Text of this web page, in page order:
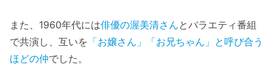
また、1960年代には俳優の渥美清さんとバラエティ番組
で共演し、互いを 「お嬢さん」「お兄ちゃん」と呼び合う
ほどの仲でした。